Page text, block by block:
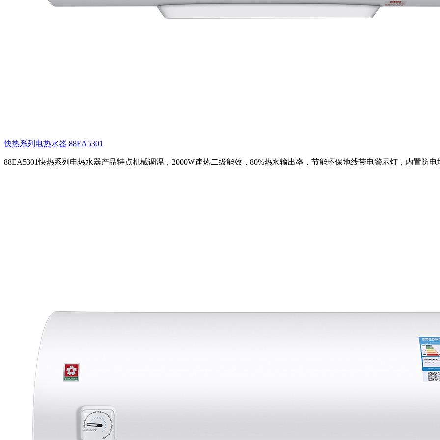
快热系列电热水器 88EA5301
88EA5301快热系列电热水器产品特点机械调温，2000W速热二级能效，80%热水输出率，节能环保地线带电警示灯，内置防电